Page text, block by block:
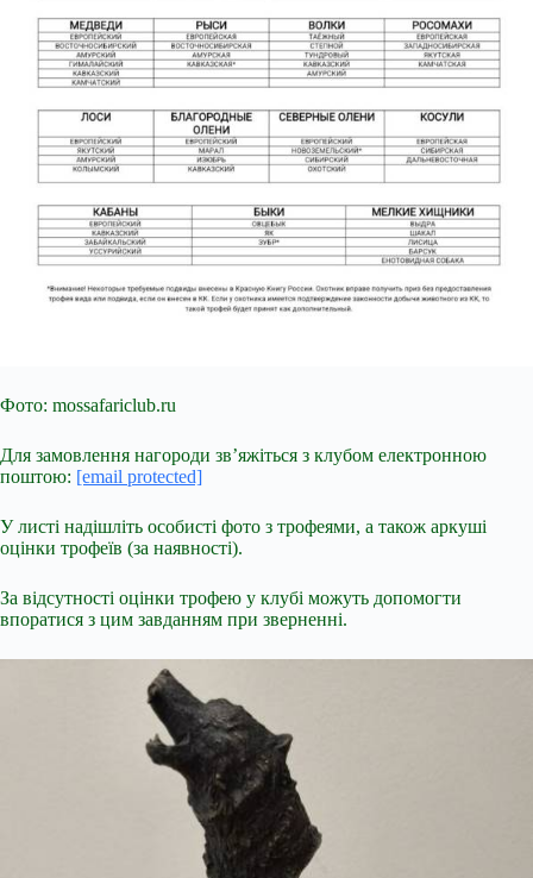
Фото: mossafariclub.ru
Для замовлення нагороди зв’яжіться з клубом електронною
поштою: [email protected]
У листі надішліть особисті фото з трофеями, а також аркуші
оцінки трофеїв (за наявності).
За відсутності оцінки трофею у клубі можуть допомогти
впоратися з цим завданням при зверненні.